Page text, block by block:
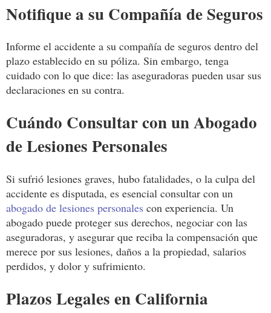
Notifique a su Compañía de Seguros
Informe el accidente a su compañía de seguros dentro del
plazo establecido en su póliza. Sin embargo, tenga
cuidado con lo que dice: las aseguradoras pueden usar sus
declaraciones en su contra.
Cuándo Consultar con un Abogado
de Lesiones Personales
Si sufrió lesiones graves, hubo fatalidades, o la culpa del
accidente es disputada, es esencial consultar con un
abogado de lesiones personales con experiencia. Un
abogado puede proteger sus derechos, negociar con las
aseguradoras, y asegurar que reciba la compensación que
merece por sus lesiones, daños a la propiedad, salarios
perdidos, y dolor y sufrimiento.
Plazos Legales en California